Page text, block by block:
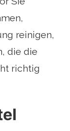
reinigen,
die die
richtig